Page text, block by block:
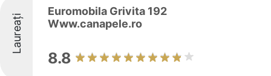
Laureați
Euromobila Grivita 192
Www.canapele.ro
8.8